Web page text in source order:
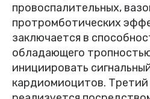
провоспалительных,
протромботических
заключается в
обладающего
инициировать
кардиомиоцитов.